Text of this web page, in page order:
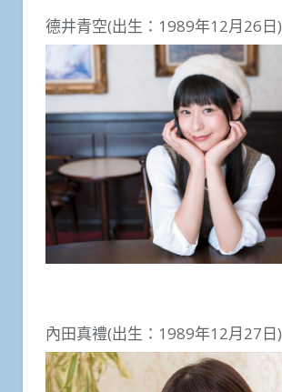
德井青空(出生：1989年12月26日)
內田真禮(出生：1989年12月27日)